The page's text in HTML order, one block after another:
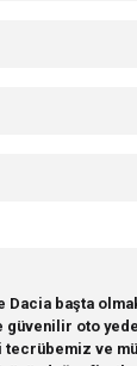
öneri formunu
veya
bilgiler bulunuyor.
Paylaş
Dacia başta
güvenilir oto
tecrübemiz ve